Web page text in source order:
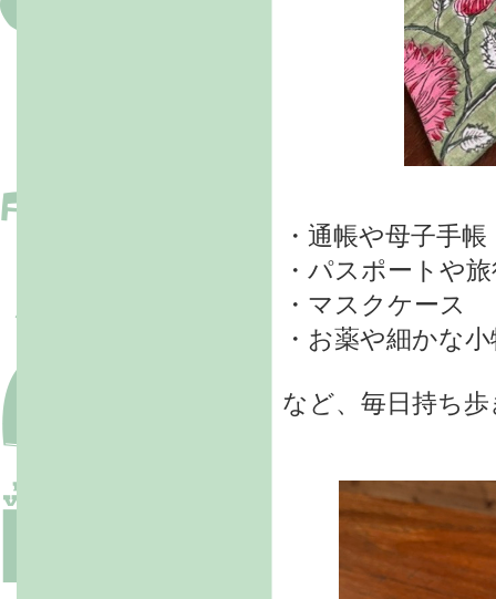
・通帳や母子手帳
・パスポートや
・マスクケース
・お薬や細かな
など、毎日持ち